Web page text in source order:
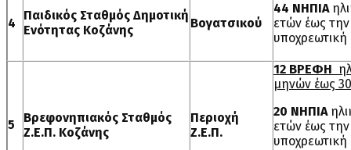
4
Παιδικός Σταθμός Δημοτική
Ενότητας Κοζάνης
Βογατσικού
44 ΝΗΠΙΑ
ετών έως
5
Βρεφονηπιακός Σταθμός
Ζ.Ε.Π. Κοζάνης
Περιοχή
Ζ.Ε.Π.
12 ΒΡΕΦΗ
μηνών έως
20 ΝΗΠΙΑ
ετών έως
υποχρεωτική